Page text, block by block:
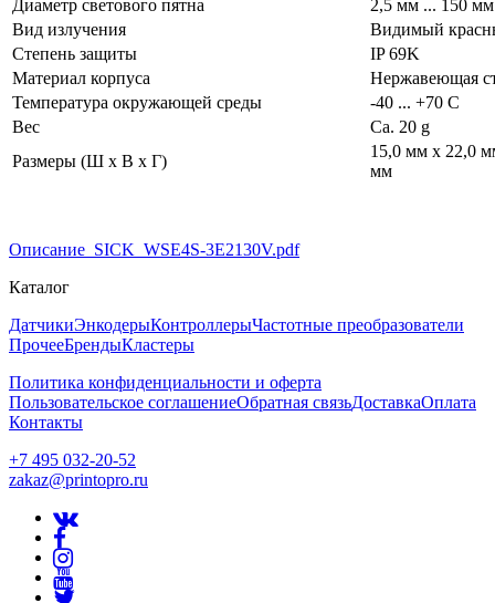
Диаметр светового пятна
2,5 мм ... 150 мм
Вид излучения
Видимый
Степень защиты
IP 69K
Материал корпуса
Нержавеющая
Температура окружающей среды
-40 ... +70 С
Вес
Ca. 20 g
Размеры (Ш x В x Г)
15,0 мм x 22,0
мм
Описание_SICK_WSE4S-3E2130V.pdf
Каталог
ДатчикиЭнкодерыКонтроллерыЧастотные преобразователи
ПрочееБрендыКластеры
Политика конфиденциальности и оферта
Пользовательское соглашениеОбратная связьДоставкаОплата
Контакты
+7 495 032-20-52
zakaz@printopro.ru